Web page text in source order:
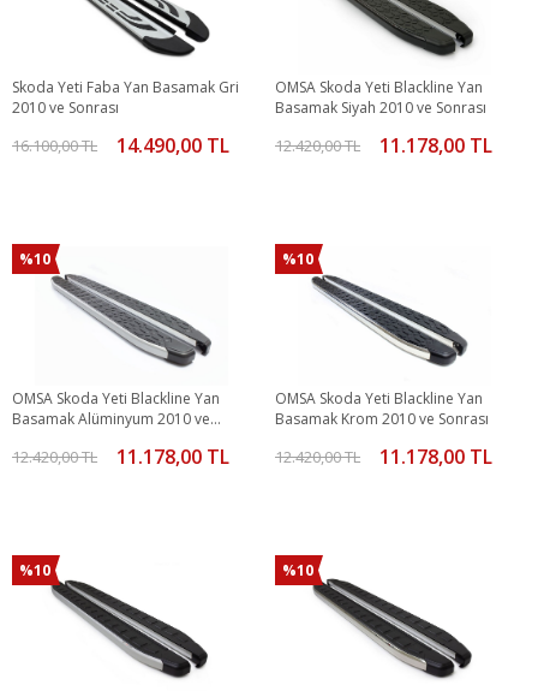
Skoda Yeti Faba Yan Basamak Gri
2010 ve Sonrası
16.100,00 TL 14.490,00 TL
OMSA Skoda Yeti Blackline Yan
Basamak Siyah 2010 ve Sonrası
12.420,00 TL 11.178,00 TL
%10
OMSA Skoda Yeti Blackline Yan
Basamak Alüminyum 2010 ve
12.420,00 TL 11.178,00 TL
%10
OMSA Skoda Yeti Blackline Yan
Basamak Krom 2010 ve Sonrası
12.420,00 TL 11.178,00 TL
%10 %10